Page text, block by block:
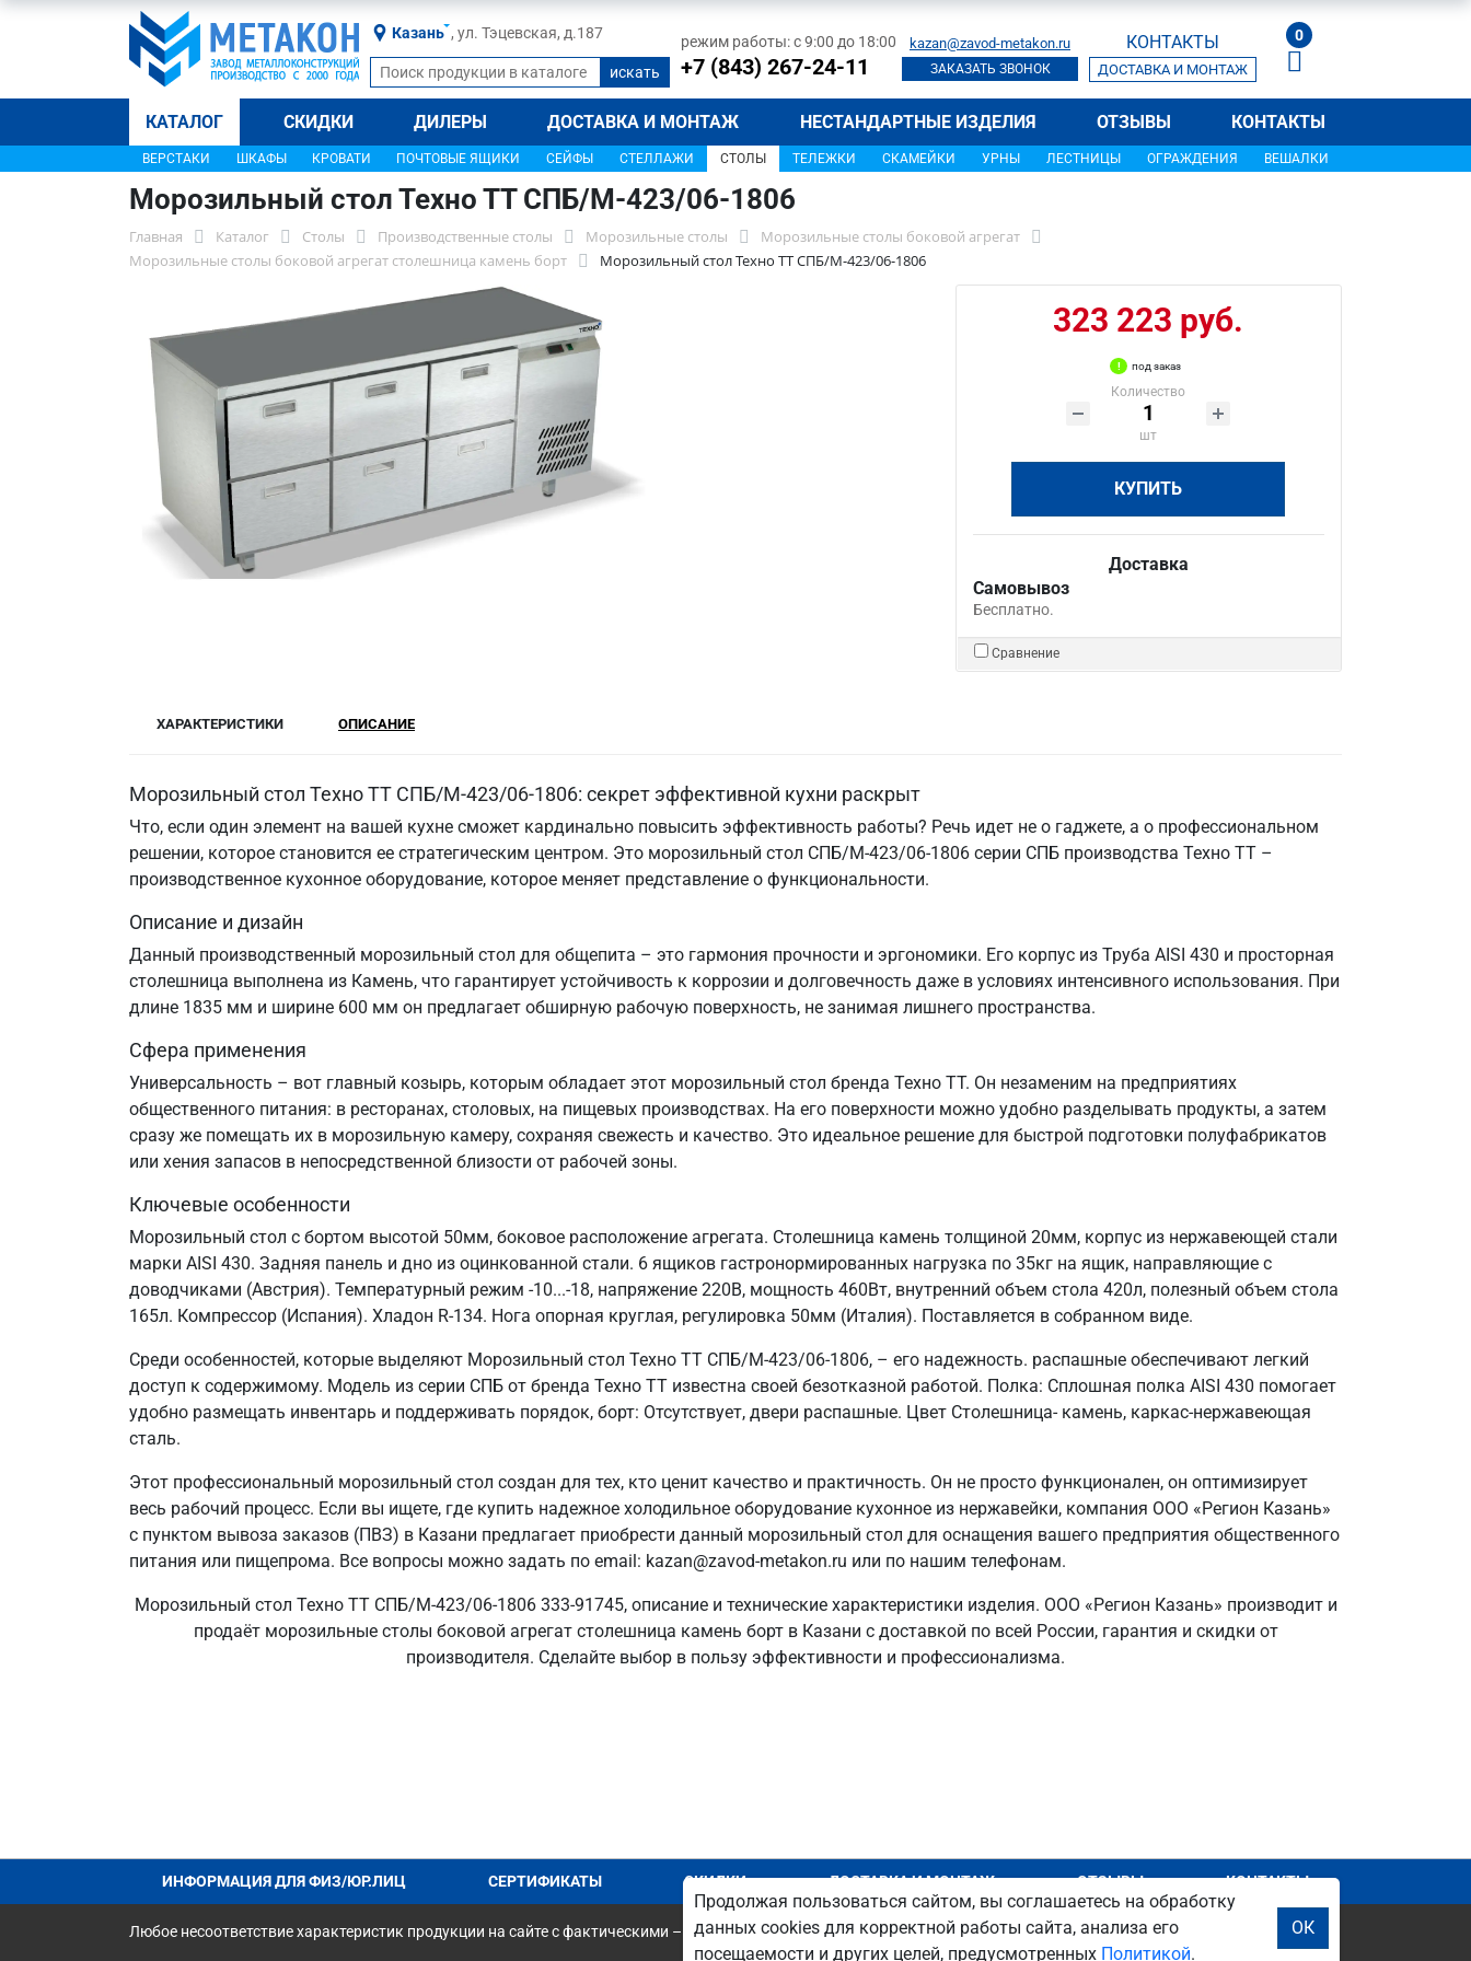
Казань , ул. Тэцевская, д.187 режим работы: с 9:00 до 18:00
+7 (843) 267-24-11
kazan@zavod-metakon.ru
ЗАКАЗАТЬ ЗВОНОК
КОНТАКТЫ
ДОСТАВКА И МОНТАЖ
0
КАТАЛОГ СКИДКИ ДИЛЕРЫ ДОСТАВКА И МОНТАЖ НЕСТАНДАРТНЫЕ ИЗДЕЛИЯ ОТЗЫВЫ КОНТАКТЫ
ВЕРСТАКИ ШКАФЫ КРОВАТИ ПОЧТОВЫЕ ЯЩИКИ СЕЙФЫ СТЕЛЛАЖИ СТОЛЫ ТЕЛЕЖКИ СКАМЕЙКИ УРНЫ ЛЕСТНИЦЫ ОГРАЖДЕНИЯ ВЕШАЛКИ
Морозильный стол Техно ТТ СПБ/М-423/06-1806
Главная Каталог Столы Производственные столы Морозильные столы
Морозильные столы боковой агрегат
Морозильные столы боковой агрегат столешница камень борт
Морозильный стол Техно ТТ СПБ/М-423/06-1806
323 223 руб.
под заказ
Количество
шт
КУПИТЬ
Доставка
Самовывоз
Бесплатно.
Сравнение
ХАРАКТЕРИСТИКИ ОПИСАНИЕ
Морозильный стол Техно ТТ СПБ/М-423/06-1806: секрет эффективной кухни раскрыт
Что, если один элемент на вашей кухне сможет кардинально повысить эффективность работы? Речь идет не о гаджете, а о профессиональном
решении, которое становится ее стратегическим центром. Это морозильный стол СПБ/М-423/06-1806 серии СПБ производства Техно ТТ –
производственное кухонное оборудование, которое меняет представление о функциональности.
Описание и дизайн
Данный производственный морозильный стол для общепита – это гармония прочности и эргономики. Его корпус из Труба AISI 430 и просторная
столешница выполнена из Камень, что гарантирует устойчивость к коррозии и долговечность даже в условиях интенсивного использования. При
длине 1835 мм и ширине 600 мм он предлагает обширную рабочую поверхность, не занимая лишнего пространства.
Сфера применения
Универсальность – вот главный козырь, которым обладает этот морозильный стол бренда Техно ТТ. Он незаменим на предприятиях
общественного питания: в ресторанах, столовых, на пищевых производствах. На его поверхности можно удобно разделывать продукты, а затем
сразу же помещать их в морозильную камеру, сохраняя свежесть и качество. Это идеальное решение для быстрой подготовки полуфабрикатов
или хения запасов в непосредственной близости от рабочей зоны.
Ключевые особенности
Морозильный стол с бортом высотой 50мм, боковое расположение агрегата. Столешница камень толщиной 20мм, корпус из нержавеющей стали
марки AISI 430. Задняя панель и дно из оцинкованной стали. 6 ящиков гастронормированных нагрузка по 35кг на ящик, направляющие с
доводчиками (Австрия). Температурный режим -10...-18, напряжение 220В, мощность 460Вт, внутренний объем стола 420л, полезный объем стола
165л. Компрессор (Испания). Хладон R-134. Нога опорная круглая, регулировка 50мм (Италия). Поставляется в собранном виде.
Среди особенностей, которые выделяют Морозильный стол Техно ТТ СПБ/М-423/06-1806, – его надежность. распашные обеспечивают легкий
доступ к содержимому. Модель из серии СПБ от бренда Техно ТТ известна своей безотказной работой. Полка: Сплошная полка AISI 430 помогает
удобно размещать инвентарь и поддерживать порядок, борт: Отсутствует, двери распашные. Цвет Столешница- камень, каркас-нержавеющая
сталь.
Этот профессиональный морозильный стол создан для тех, кто ценит качество и практичность. Он не просто функционален, он оптимизирует
весь рабочий процесс. Если вы ищете, где купить надежное холодильное оборудование кухонное из нержавейки, компания ООО «Регион Казань»
с пунктом вывоза заказов (ПВЗ) в Казани предлагает приобрести данный морозильный стол для оснащения вашего предприятия общественного
питания или пищепрома. Все вопросы можно задать по email: kazan@zavod-metakon.ru или по нашим телефонам.
Морозильный стол Техно ТТ СПБ/М-423/06-1806 333-91745, описание и технические характеристики изделия. ООО «Регион Казань» производит и
продаёт морозильные столы боковой агрегат столешница камень борт в Казани с доставкой по всей России, гарантия и скидки от
производителя. Сделайте выбор в пользу эффективности и профессионализма.
ИНФОРМАЦИЯ ДЛЯ ФИЗ/ЮР.ЛИЦ СЕРТИФИКАТЫ СКИДКИ ДОСТАВКА И МОНТАЖ ОТЗЫВЫ КОНТАКТЫ
Любое несоответствие характеристик продукции на сайте с фактическими – является опечаткой.
Продолжая пользоваться сайтом, вы соглашаетесь на обработку
данных cookies для корректной работы сайта, анализа его
посещаемости и других целей, предусмотренных Политикой.
ОК